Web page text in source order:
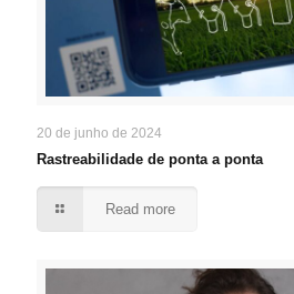
20 de junho de 2024
Rastreabilidade de ponta a ponta
Read more